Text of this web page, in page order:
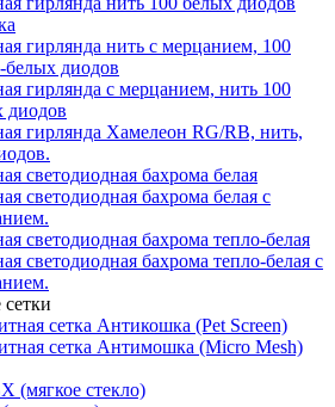
гирлянда нить с мерцанием, 100
белых диодов
гирлянда с мерцанием, нить 100
диодов
гирлянда Хамелеон RG/RB, нить,
светодиодная бахрома белая
светодиодная бахрома белая с
светодиодная бахрома тепло-белая
светодиодная бахрома тепло-белая с
сетка Антикошка (Pet Screen)
сетка Антимошка (Micro Mesh)
(мягкое стекло)